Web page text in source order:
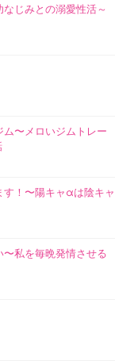
じみとの溺愛性活～
〜メロいジムトレー
！〜陽キャαは陰キャ
私を毎晩発情させる